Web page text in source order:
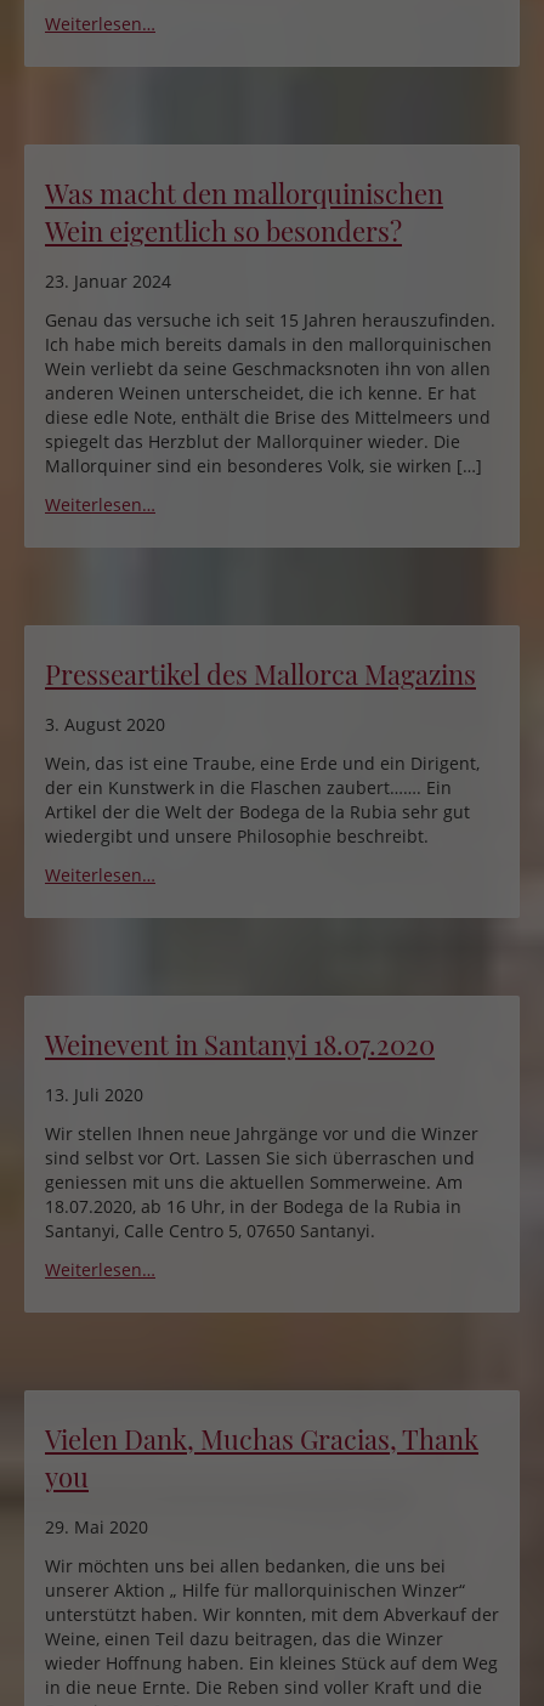
Weiterlesen…
Was macht den mallorquinischen
Wein eigentlich so besonders?
23. Januar 2024
Genau das versuche ich seit 15 Jahren herauszufinden.
Ich habe mich bereits damals in den mallorquinischen
Wein verliebt da seine Geschmacksnoten ihn von allen
anderen Weinen unterscheidet, die ich kenne. Er hat
diese edle Note, enthält die Brise des Mittelmeers und
spiegelt das Herzblut der Mallorquiner wieder. Die
Mallorquiner sind ein besonderes Volk, sie wirken […]
Weiterlesen…
Presseartikel des Mallorca Magazins
3. August 2020
Wein, das ist eine Traube, eine Erde und ein Dirigent,
der ein Kunstwerk in die Flaschen zaubert……. Ein
Artikel der die Welt der Bodega de la Rubia sehr gut
wiedergibt und unsere Philosophie beschreibt.
Weiterlesen…
Weinevent in Santanyi 18.07.2020
13. Juli 2020
Wir stellen Ihnen neue Jahrgänge vor und die Winzer
sind selbst vor Ort. Lassen Sie sich überraschen und
geniessen mit uns die aktuellen Sommerweine. Am
18.07.2020, ab 16 Uhr, in der Bodega de la Rubia in
Santanyi, Calle Centro 5, 07650 Santanyi.
Weiterlesen…
Vielen Dank, Muchas Gracias, Thank
you
29. Mai 2020
Wir möchten uns bei allen bedanken, die uns bei
unserer Aktion „ Hilfe für mallorquinischen Winzer“
unterstützt haben. Wir konnten, mit dem Abverkauf der
Weine, einen Teil dazu beitragen, das die Winzer
wieder Hoffnung haben. Ein kleines Stück auf dem Weg
in die neue Ernte. Die Reben sind voller Kraft und die